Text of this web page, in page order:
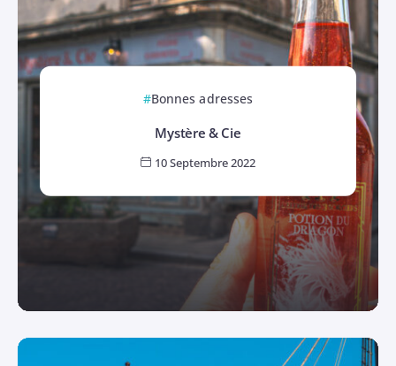
Bonnes adresses
Mystère & Cie
10 Septembre 2022